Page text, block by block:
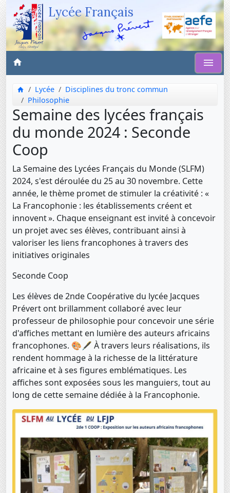
Lycée Français
Lycée
Disciplines du tronc commun
Philosophie
Semaine des lycées français
du monde 2024 : Seconde
Coop
La Semaine des Lycées Français du Monde (SLFM)
2024, s'est déroulée du 25 au 30 novembre. Cette
année, le thème promet de stimuler la créativité : «
La Francophonie : les établissements créent et
innovent ». Chaque enseignant est invité à concevoir
un projet avec ses élèves, contribuant ainsi à
valoriser les liens francophones à travers des
initiatives originales
Seconde Coop
Les élèves de 2nde Coopérative du lycée Jacques
Prévert ont brillamment collaboré avec leur
professeur de philosophie pour concevoir une série
d'affiches mettant en lumière des auteurs africains
francophones. 🎨🖋️ À travers leurs réalisations, ils
rendent hommage à la richesse de la littérature
africaine et à ses figures emblématiques. Les
affiches sont exposées sous les manguiers, tout au
long de cette semaine dédiée à la Francophonie.